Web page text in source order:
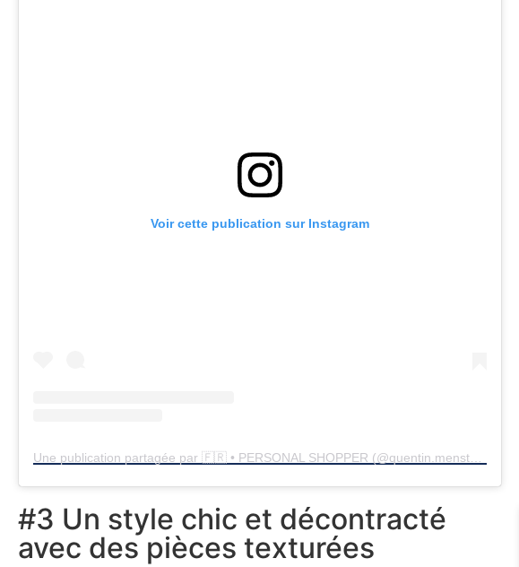
Voir cette publication sur Instagram
#3 Un style chic et décontracté
avec des pièces texturées